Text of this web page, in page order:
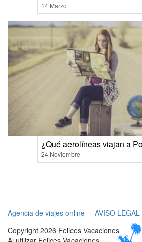
14 Marzo
¿Qué aerolíneas viajan a
24 Noviembre
Agencia de viajes online AVISO LEGAL
Copyright 2026 Felices Vacaciones